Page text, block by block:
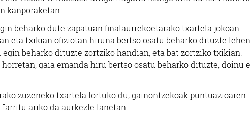
kanporaketan.
beharko dute zapatuan finalaurrekoetarako txartela jokoan
eta txikian ofiziotan hiruna bertso osatu beharko dituzte
beharko dituzte zortziko handian, eta bat zortziko txikian.
gaia emanda hiru bertso osatu beharko dituzte, doinu
zuzeneko txartela lortuko du; gainontzekoak puntuazioaren
ariko da aurkezle lanetan.